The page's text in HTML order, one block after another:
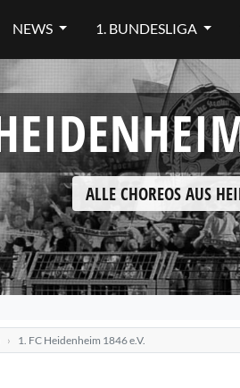
NEWS 1. BUNDESLIGA
ALLE CHOREOS AUS
1. FC Heidenheim 1846 e.V.